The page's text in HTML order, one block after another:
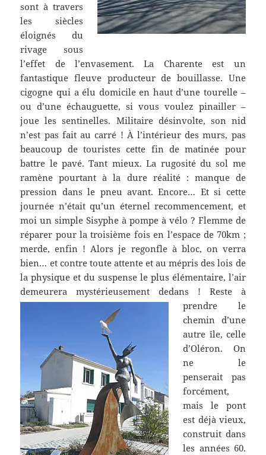
sont à travers
les siècles
éloignés du
rivage sous
l’effet de l’envasement. La Charente est un
fantastique fleuve producteur de bouillasse. Une
cigogne qui a élu domicile en haut d’une tourelle –
ou d’une échauguette, si vous voulez pinailler –
joue les sentinelles. Militaire désinvolte, son nid
n’est pas fait au carré ! À l’intérieur des murs, pas
beaucoup de touristes cette fin de matinée pour
battre le pavé. Tant mieux. La rugosité du sol me
ramène pourtant à la dure réalité : manque de
pression dans le pneu avant. Encore… Et si cette
journée n’était qu’un éternel recommencement, et
moi un simple Sisyphe à pompe à vélo ? Flemme de
réparer pour la troisième fois en l’espace de 70km ;
merde, enfin ! Alors je regonfle à bloc, on verra
bien… et contre toute attente et au mépris des lois de
la physique et du suspense le plus élémentaire, l’air
demeurera mystérieusement dedans ! Reste à
prendre le
chemin d’une
autre île, celle
d’Oléron. On
ne le
penserait pas
forcément,
mais le pont
est déjà vieux,
construit dans
les années 60.